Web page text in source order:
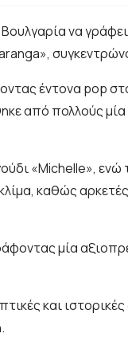
να
έντονα pop
από πολλούς
«Michelle»,
καθώς
μία
και